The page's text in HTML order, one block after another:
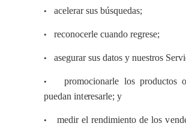
•acelerarsus búsquedas;
•reconocerlecuandoregrese;
•asegurar sus datos y nuestros Servi
•promocionarle los productos
puedan interesarle; y
• medirel rendimiento delosvend